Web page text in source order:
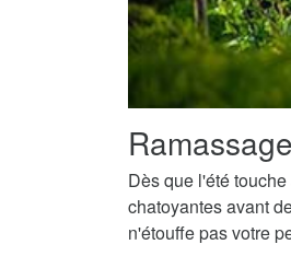
Dès que l'été
chatoyantes avant
n'étouffe pas votre